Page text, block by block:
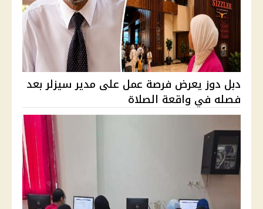
دبل دوز يعرض فرصة عمل على مدير سيزلر بعد
فصله في واقعة الصلاة